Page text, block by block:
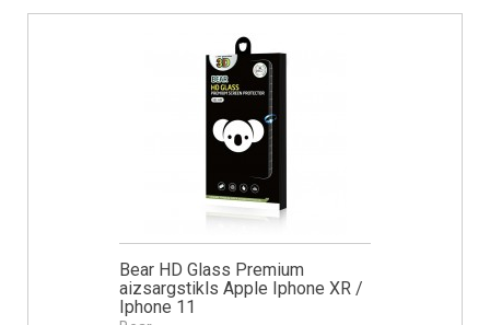
Bear HD Glass Premium
aizsargstikls Apple Iphone XR /
Iphone 11